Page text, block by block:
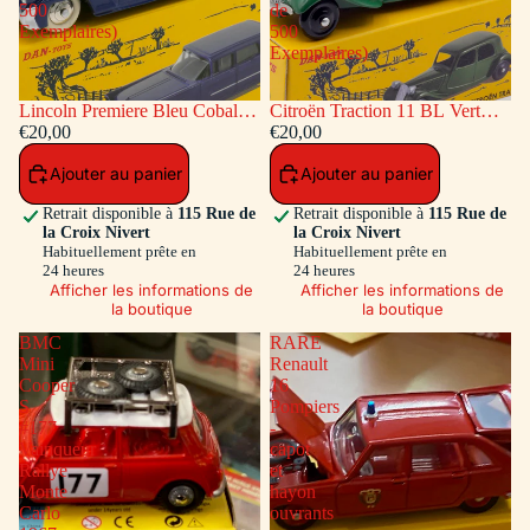
500
Exemplaires)
Lincoln Premiere Bleu Cobalt
(Série de 500 Exemplaires)
€20,00
Ajouter au panier
Retrait disponible à 115 Rue de
la Croix Nivert
Habituellement prête en
24 heures
Afficher les informations de
la boutique
de
500
Exemplaires)
Citroën Traction 11 BL Vert
(Série de 500 Exemplaires)
€20,00
Ajouter au panier
Retrait disponible à 115 Rue de
la Croix Nivert
Habituellement prête en
24 heures
Afficher les informations de
la boutique
BMC
Mini
Cooper
S
#177
Vainqueur
Rallye
Monte
Carlo
RARE
Renault
16
Pompiers
-
capot
et
hayon
ouvrants